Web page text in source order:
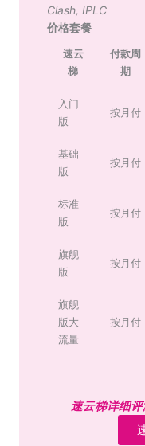
Clash, IPLC
价格套餐
速云
梯
付款周
期
入门
版
按月付
基础
版
按月付
标准
版
按月付
旗舰
版
按月付
旗舰
版大
流量
按月付
速云梯详细